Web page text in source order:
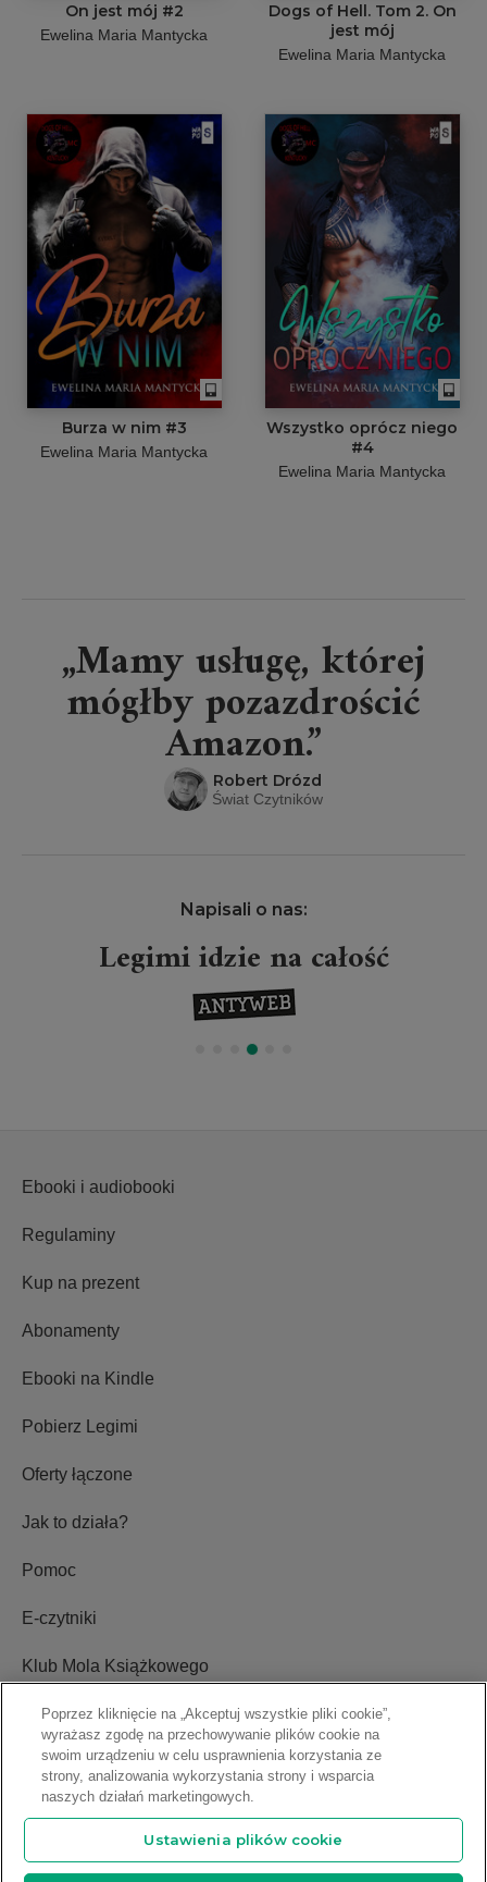
On jest mój #2
Ewelina Maria Mantycka
Dogs of Hell. Tom 2. On
jest mój
Ewelina Maria Mantycka
Burza w nim #3
Ewelina Maria Mantycka
Wszystko oprócz niego
#4
Ewelina Maria Mantycka
„Mamy usługę, której
mógłby pozazdrościć
Amazon.”
Robert Drózd
Świat Czytników
Napisali o nas:
Legimi idzie na całość
Ebooki i audiobooki
Regulaminy
Kup na prezent
Abonamenty
Ebooki na Kindle
Pobierz Legimi
Oferty łączone
Jak to działa?
Pomoc
E-czytniki
Klub Mola Książkowego
Ustawienia plików cookie
Blog
Relacje inwestorskie
Poprzez kliknięcie na „Akceptuj wszystkie pliki cookie”,
wyrażasz zgodę na przechowywanie plików cookie na
swoim urządzeniu w celu usprawnienia korzystania ze
strony, analizowania wykorzystania strony i wsparcia
naszych działań marketingowych.
Ustawienia plików cookie